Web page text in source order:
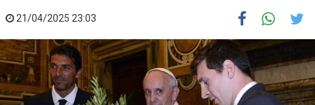
21/04/2025 23:03